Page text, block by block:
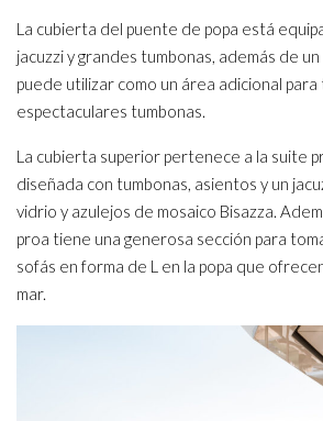
La cubierta del puente de popa está
jacuzzi y grandes tumbonas, además de
puede utilizar como un área adicional para
espectaculares tumbonas.
La cubierta superior pertenece a la suite
diseñada con tumbonas, asientos y un
vidrio y azulejos de mosaico Bisazza.
proa tiene una generosa sección para
sofás en forma de L en la popa que
mar.